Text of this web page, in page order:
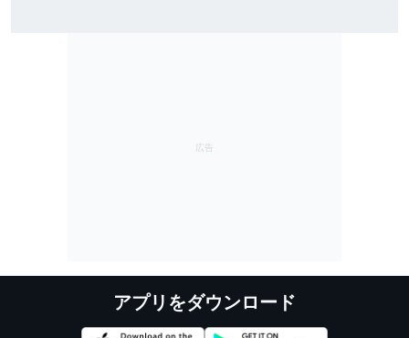
アプリをダウンロード